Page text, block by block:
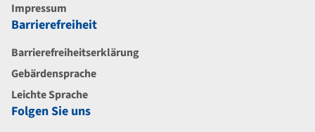
Impressum
Barrierefreiheit
Barrierefreiheitserklärung
Gebärdensprache
Leichte Sprache
Folgen Sie uns